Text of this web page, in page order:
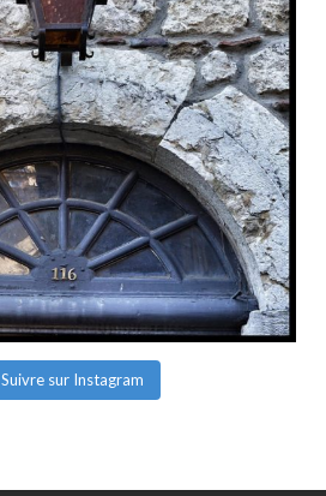
Suivre sur Instagram